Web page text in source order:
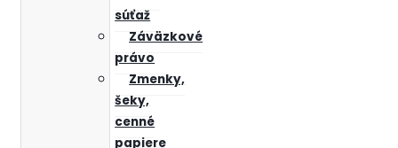
súťaž
Záväzkové
právo
Zmenky,
šeky,
cenné
papiere